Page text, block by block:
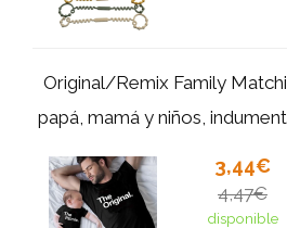
Original/Remix Family
papá, mamá y niños,
3,44€
4,47€
disponible